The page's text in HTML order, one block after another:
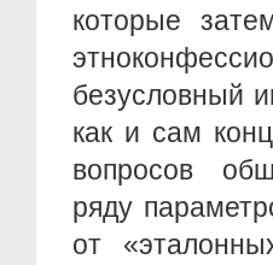
которые
безусловный
как и сам
вопросов
ряду
от